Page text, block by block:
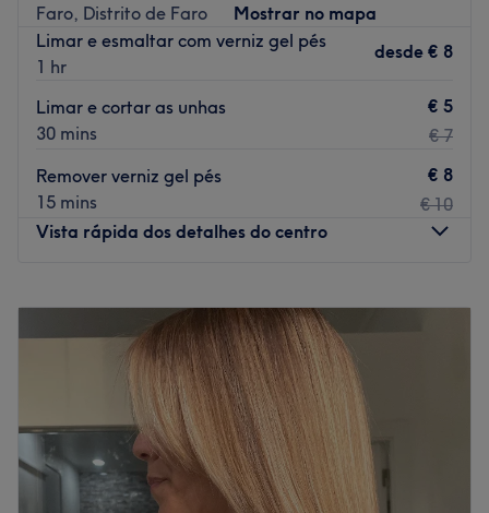
Faro, Distrito de Faro
Mostrar no mapa
Limar e esmaltar com verniz gel pés
1 hr
desde € 8
Limar e cortar as unhas
30 mins
€ 5
€ 7
Remover verniz gel pés
15 mins
€ 8
€ 10
Vista rápida dos detalhes do centro
10:00
Quarta-feira
10:00
Quinta-feira
10:00
Sexta-feira
10:00
Sábado
09:00
Domingo
Fechado
Localizado numa zona central de Faro, o Studio Voga é